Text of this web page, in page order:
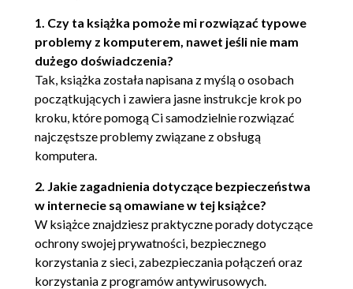
33. Przesyłanie plików przez komunikator Skype (46)
34. Pokaz obrazów z katalogu (47)
35. Uniwersalny antywirus (48)
36. Serwer FTP (50)
37. Wspomaganie pobierania plików - GetRight (51)
38. Pobieranie dużego pliku (53)
39. Inteligentny Outlook (55)
41. Importowanie wykresów w programie PowerPoint
(59)
42. Zagubione pliki (61)
43. Wyszukiwanie w internecie (62)
44. Zapisz informacje pochodzące z internetu (63)
1. Czy ta książka pomoże mi rozwiązać typowe
problemy z komputerem, nawet jeśli nie mam
dużego doświadczenia?
Tak, książka została napisana z myślą o osobach
początkujących i zawiera jasne instrukcje krok po
kroku, które pomogą Ci samodzielnie rozwiązać
najczęstsze problemy związane z obsługą
komputera.
2. Jakie zagadnienia dotyczące bezpieczeństwa
w internecie są omawiane w tej książce?
W książce znajdziesz praktyczne porady dotyczące
ochrony swojej prywatności, bezpiecznego
korzystania z sieci, zabezpieczania połączeń oraz
korzystania z programów antywirusowych.